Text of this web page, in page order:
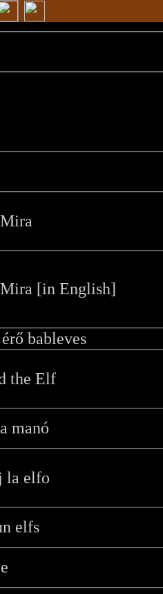
[in English]
bableves
the Elf
manó
la elfo
elfs